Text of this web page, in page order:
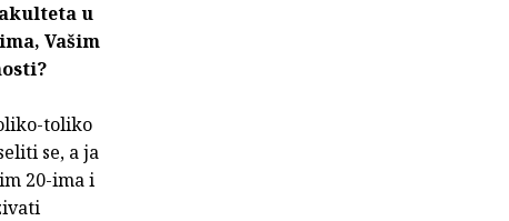
u
Vašim
toliko
se, a ja
20-ima i